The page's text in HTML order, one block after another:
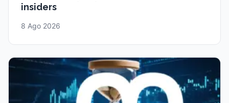
insiders
8 Ago 2026